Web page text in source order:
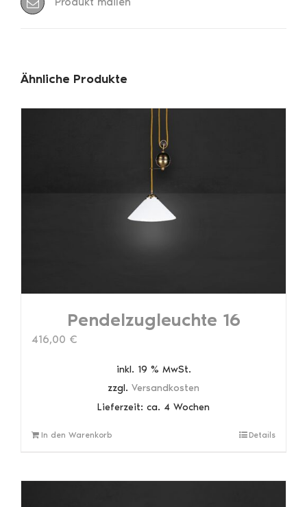
Ähnliche Produkte
Pendelzugleuchte 16
416,00 €
inkl. 19 % MwSt.
zzgl. Versandkosten
Lieferzeit: ca. 4 Wochen
In den Warenkorb Details